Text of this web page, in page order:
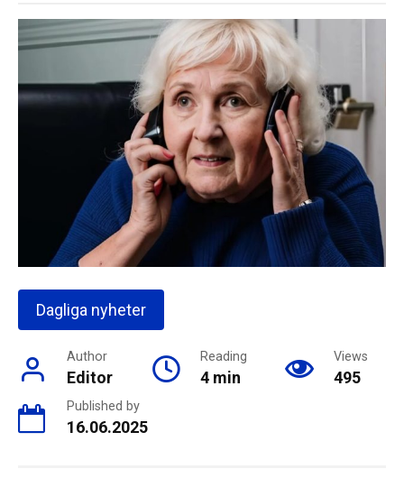
Dagliga nyheter
Author
Editor
Reading
4 min
Views
495
Published by
16.06.2025